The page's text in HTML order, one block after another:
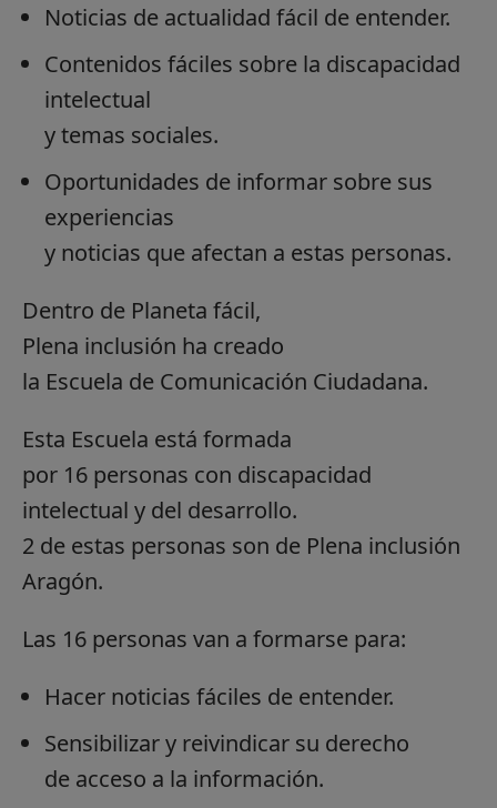
Noticias de actualidad fácil de entender.
Contenidos fáciles sobre la discapacidad
intelectual
y temas sociales.
Oportunidades de informar sobre sus
experiencias
y noticias que afectan a estas personas.
Dentro de Planeta fácil,
Plena inclusión ha creado
la Escuela de Comunicación Ciudadana.
Esta Escuela está formada
por 16 personas con discapacidad
intelectual y del desarrollo.
2 de estas personas son de Plena inclusión
Aragón.
Las 16 personas van a formarse para:
Hacer noticias fáciles de entender.
Sensibilizar y reivindicar su derecho
de acceso a la información.